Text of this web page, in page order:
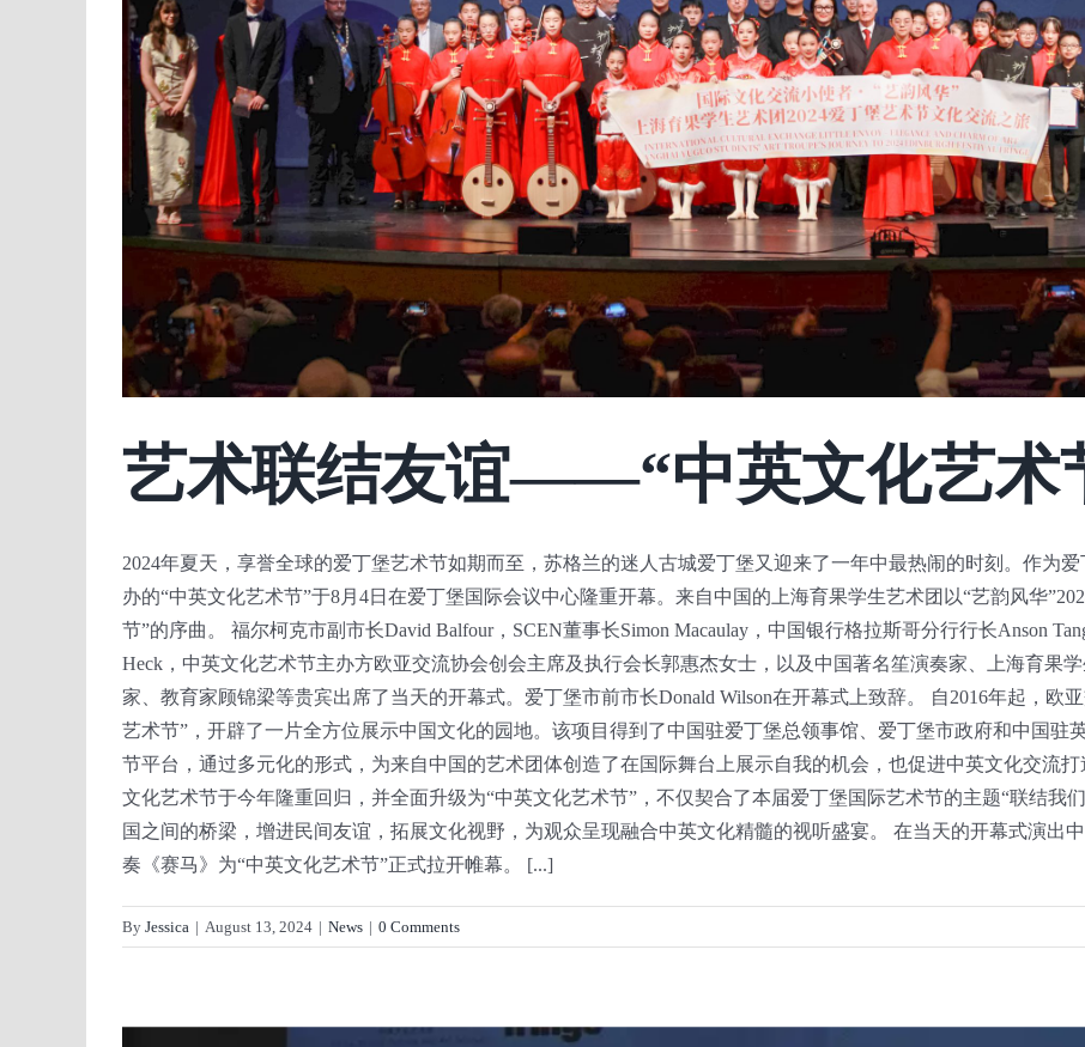
艺术联结友谊——“中英文化艺术
2024年夏天，享誉全球的爱丁堡艺术节如期而至，苏格兰的迷人古城爱丁堡又迎来了一年中最热闹的时刻。作为
办的“中英文化艺术节”于8月4日在爱丁堡国际会议中心隆重开幕。来自中国的上海育果学生艺术团以“艺韵风华
节”的序曲。 福尔柯克市副市长David Balfour，SCEN董事长Simon Macaulay，中国银行格拉斯哥分行行长Anson
Heck，中英文化艺术节主办方欧亚交流协会创会主席及执行会长郭惠杰女士，以及中国著名笙演奏家、上海育果
家、教育家顾锦梁等贵宾出席了当天的开幕式。爱丁堡市前市长Donald Wilson在开幕式上致辞。 自2016年起，欧
艺术节”，开辟了一片全方位展示中国文化的园地。该项目得到了中国驻爱丁堡总领事馆、爱丁堡市政府和中国驻
节平台，通过多元化的形式，为来自中国的艺术团体创造了在国际舞台上展示自我的机会，也促进中英文化交流
文化艺术节于今年隆重回归，并全面升级为“中英文化艺术节”，不仅契合了本届爱丁堡国际艺术节的主题“联结我
国之间的桥梁，增进民间友谊，拓展文化视野，为观众呈现融合中英文化精髓的视听盛宴。 在当天的开幕式演出
奏《赛马》为“中英文化艺术节”正式拉开帷幕。 [...]
By Jessica | August 13, 2024 | News | 0 Comments